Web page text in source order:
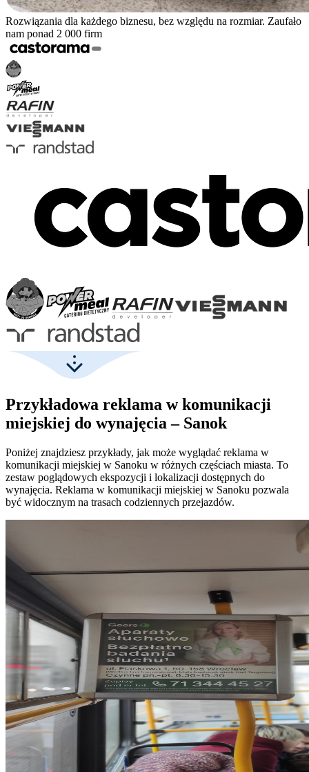
Rozwiązania dla każdego biznesu, bez względu na rozmiar. Zaufało
nam ponad 2 000 firm
Przykładowa reklama w komunikacji
miejskiej do wynajęcia – Sanok
Poniżej znajdziesz przykłady, jak może wyglądać reklama w
komunikacji miejskiej w Sanoku w różnych częściach miasta. To
zestaw poglądowych ekspozycji i lokalizacji dostępnych do
wynajęcia. Reklama w komunikacji miejskiej w Sanoku pozwala
być widocznym na trasach codziennych przejazdów.